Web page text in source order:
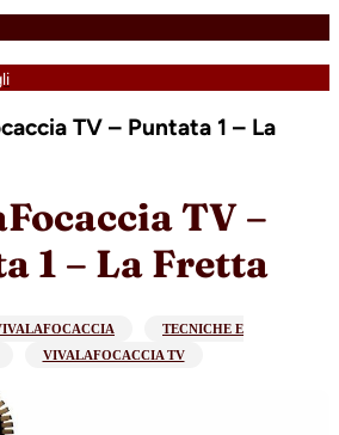
TV – Puntata 1 – La
TV –
1 – La Fretta
TECNICHE E
VIVALAFOCACCIA TV